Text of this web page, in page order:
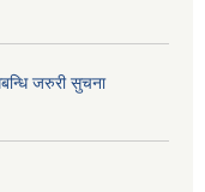
जरुरी सुचना